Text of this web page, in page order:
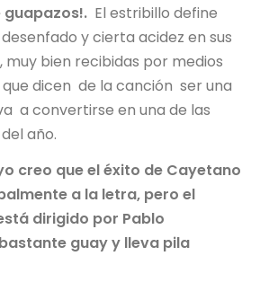
guapazos!. El estribillo define
y cierta acidez en sus
muy bien recibidas por medios
que dicen de la canción ser una
a convertirse en una de las
año.
creo que el éxito de Cayetano
a la letra, pero el
dirigido por Pablo
guay y lleva pila